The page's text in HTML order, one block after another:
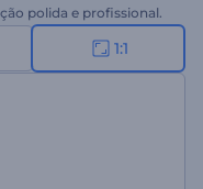
polida e profissional.
e música de fundo
para os
aberturas de
e muitos outros
1:1